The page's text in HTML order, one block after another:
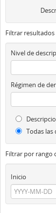
Filtrar resultados
Nivel de
Régimen de
Todas las
Filtrar por rango
Inicio